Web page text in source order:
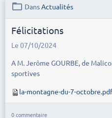
DansActualités
Félicitations
Le 07/10/2024
A M. Jerôme GOURBE, de
sportives
la-montagne-du-7-octobre.pdf
0 commentaire